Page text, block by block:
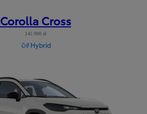
Corolla Cross
145 900 zł
Hybrid